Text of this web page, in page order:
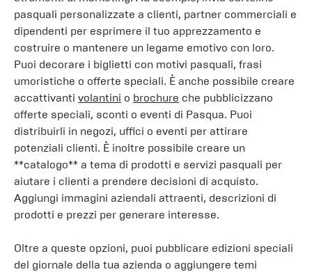
pasquali personalizzate a clienti, partner commerciali e
dipendenti per esprimere il tuo apprezzamento e
costruire o mantenere un legame emotivo con loro.
Puoi decorare i biglietti con motivi pasquali, frasi
umoristiche o offerte speciali. È anche possibile creare
accattivanti volantini o brochure che pubblicizzano
offerte speciali, sconti o eventi di Pasqua. Puoi
distribuirli in negozi, uffici o eventi per attirare
potenziali clienti. È inoltre possibile creare un
**catalogo** a tema di prodotti e servizi pasquali per
aiutare i clienti a prendere decisioni di acquisto.
Aggiungi immagini aziendali attraenti, descrizioni di
prodotti e prezzi per generare interesse.
Oltre a queste opzioni, puoi pubblicare edizioni speciali
del giornale della tua azienda o aggiungere temi